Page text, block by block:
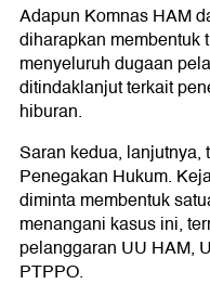
Adapun Komnas HAM
diharapkan membentuk
menyeluruh dugaan
ditindaklanjut terkait
hiburan.
Saran kedua, lanjutnya,
Penegakan Hukum.
diminta membentuk
menangani kasus ini,
pelanggaran UU HAM,
PTPPO.